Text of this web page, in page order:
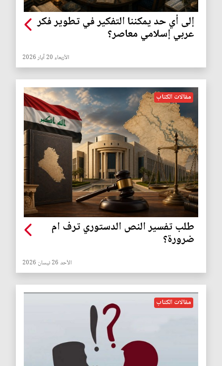
إلى أي حد يمكننا التفكير في تطوير فكر
عربي إسلامي معاصر؟
الأربعاء 20 آيار 2026
مقالات الكتاب
طلب تفسير النص الدستوري ترف ام
ضرورة؟
الأحد 26 نيسان 2026
مقالات الكتاب